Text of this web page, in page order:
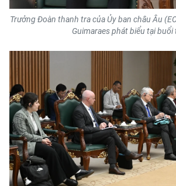
ENGLISH
РУССКИЙ
ESPAÑOL
한국어
Trưởng Đoàn thanh tra của Ủy ban châu Âu
Guimaraes phát biểu tại buổi